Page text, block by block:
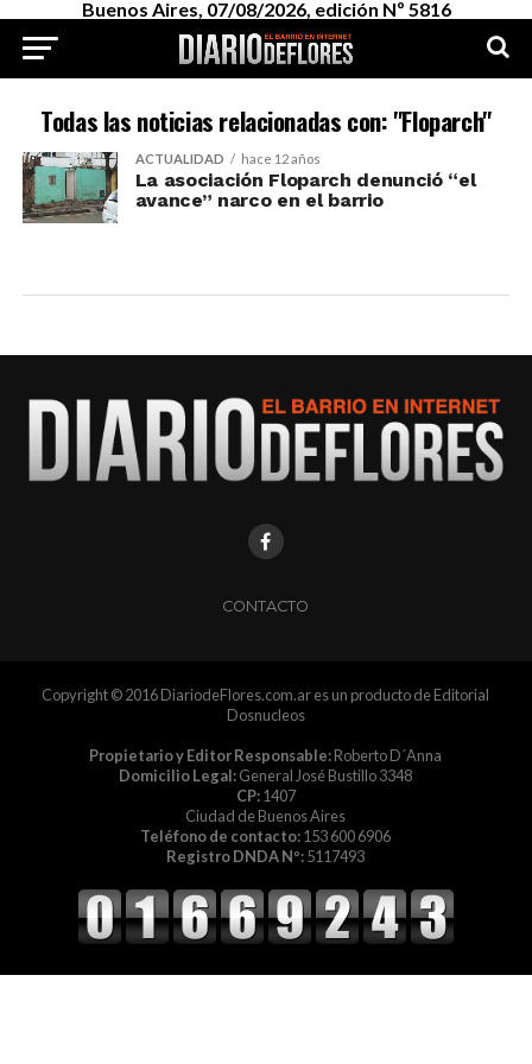
Buenos Aires, 07/08/2026, edición Nº 5816
Todas las noticias relacionadas con: "Floparch"
ACTUALIDAD hace 12 años
La asociación Floparch denunció “el
avance” narco en el barrio
CONTACTO
Copyright © 2016 DiariodeFlores.com.ar es un producto de Editorial
Dosnucleos
Propietario y Editor Responsable:Roberto D´Anna
Domicilio Legal:General José Bustillo 3348
CP:1407
Ciudad de Buenos Aires
Teléfono de contacto:153 600 6906
Registro DNDA Nº:5117493